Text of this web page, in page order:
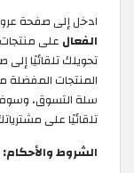
ادخل إلى صفحة
الفعال على منتجات
تحويلك تلقائيًا
المنتجات المفضلة
تلقائيًا على
الشروط والأحكام: